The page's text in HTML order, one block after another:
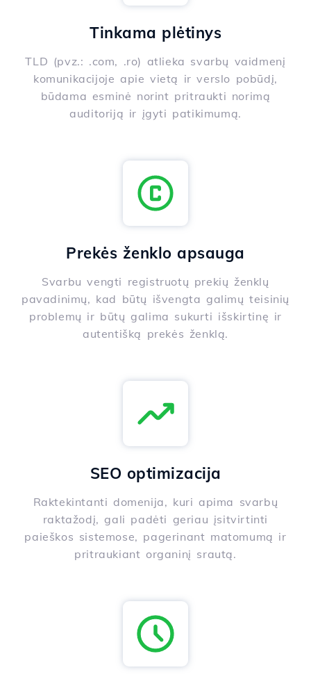
Tinkama plėtinys
TLD (pvz.: .com, .ro) atlieka svarbų vaidmenį
komunikacijoje apie vietą ir verslo pobūdį,
būdama esminė norint pritraukti norimą
auditoriją ir įgyti patikimumą.
Prekės ženklo apsauga
Svarbu vengti registruotų prekių ženklų
pavadinimų, kad būtų išvengta galimų teisinių
problemų ir būtų galima sukurti išskirtinę ir
autentišką prekės ženklą.
SEO optimizacija
Raktekintanti domenija, kuri apima svarbų
raktažodį, gali padėti geriau įsitvirtinti
paieškos sistemose, pagerinant matomumą ir
pritraukiant organinį srautą.